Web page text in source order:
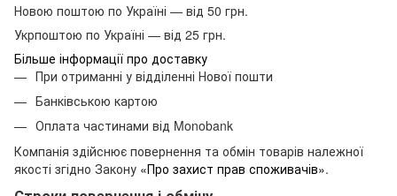
Новою поштою по Україні — від 50 грн.
Укрпоштою по Україні — від 25 грн.
Більше інформації про доставку
При отриманні у відділенні Нової пошти
Банківською картою
Оплата частинами від Monobank
Компанія здійснює повернення та обмін товарів належної
якості згідно Закону «Про захист прав споживачів».